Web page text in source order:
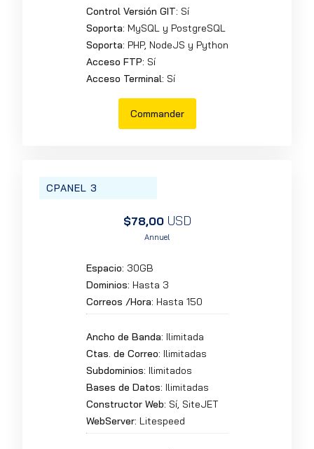
Control Versión GIT: Sí
Soporta: MySQL y PostgreSQL
Soporta: PHP, NodeJS y Python
Acceso FTP: Sí
Acceso Terminal: Sí
Commander
CPANEL 3
$78,00 USD
Annuel
Espacio: 30GB
Dominios: Hasta 3
Correos /Hora: Hasta 150
Ancho de Banda: Ilimitada
Ctas. de Correo: Ilimitadas
Subdominios: Ilimitados
Bases de Datos: Ilimitadas
Constructor Web: Sí, SiteJET
WebServer: Litespeed